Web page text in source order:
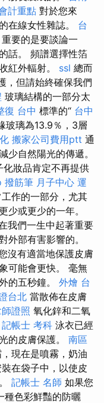
計重點 對於您來
在線女性雜誌。 台
要的是要談論一
話。 頻譜選擇性箔
紅外輻射。 ssl 總而
，但請始終確保我們
玻璃結構的一部分太
復 台中 標準的“ 台中
玻璃為13.9％，3層
搬家公司費用ptt 通
少自然陽光的傳遞。
妝品肯定不再提供
撥筋筆 月子中心 運
作的一部分，尤其
少或更少的一年。
我們一生中起著重要
外部有害影響的。
沒有適當地保護皮膚
可能會更快。 毫無
的五秒鐘。 外燴 台
台北 當散佈在皮膚
證照 氧化鋅和二氧
記帳士 考科 泳衣已經
的皮膚保護。 南區
現在是噴霧，奶油
在袋子中，以使皮
記帳士 名師 如果您
種色彩鮮豔的防曬